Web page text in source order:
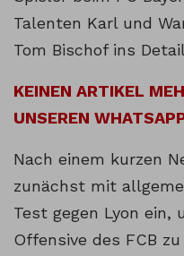
Talenten Karl und
Tom Bischof ins
KEINEN ARTIKEL
UNSEREN
Nach einem kurzen
zunächst mit
Test gegen Lyon ein,
Offensive des FCB